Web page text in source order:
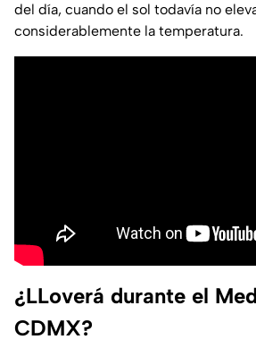
del día, cuando el sol todavía no
considerablemente la temperatura.
¿LLoverá durante el
CDMX?